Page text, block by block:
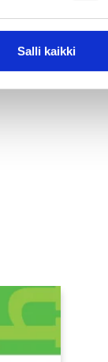
Salli kaikki